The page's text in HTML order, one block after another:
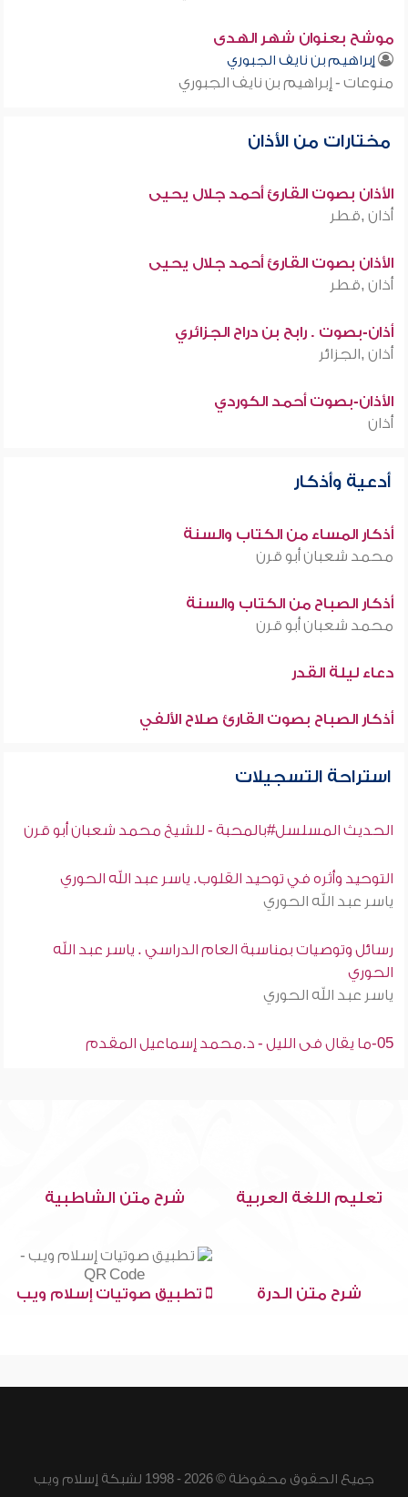
موشح بعنوان شهر الهدى
إبراهيم بن نايف الجبوري
منوعات - إبراهيم بن نايف الجبوري
مختارات من الأذان
الأذان بصوت القارئ أحمد جلال يحيى
أذان ,قطر
الأذان بصوت القارئ أحمد جلال يحيى
أذان ,قطر
أذان-بصوت . رابح بن دراح الجزائري
أذان ,الجزائر
الأذان-بصوت أحمد الكوردي
أذان
أدعية وأذكار
أذكار المساء من الكتاب والسنة
محمد شعبان أبو قرن
أذكار الصباح من الكتاب والسنة
محمد شعبان أبو قرن
دعاء ليلة القدر
أذكار الصباح بصوت القارئ صلاح الألفي
استراحة التسجيلات
الحديث المسلسل#بالمحبة - للشيخ محمد شعبان أبو قرن
التوحيد وأثره في توحيد القلوب. ياسر عبد الله الحوري
ياسر عبد الله الحوري
رسائل وتوصيات بمناسبة العام الدراسي . ياسر عبد الله
الحوري
ياسر عبد الله الحوري
05-ما يقال فى الليل - د.محمد إسماعيل المقدم
تعليم اللغة العربية شرح متن الشاطبية
شرح متن الدرة تطبيق صوتيات إسلام ويب
جميع الحقوق محفوظة © 2026 - 1998 لشبكة إسلام ويب